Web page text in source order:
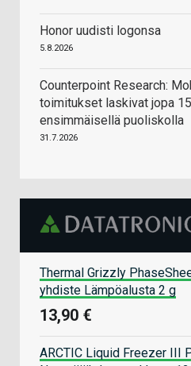
Honor uudisti logonsa
5.8.2026
Counterpoint Research:
toimitukset laskivat jopa
ensimmäisellä puoliskolla
31.7.2026
Thermal Grizzly
yhdiste Lämpöalusta 2 g
13,90 €
ARCTIC Liquid Freezer III